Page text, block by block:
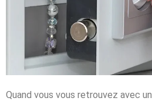
Quand vous vous retrouvez avec un